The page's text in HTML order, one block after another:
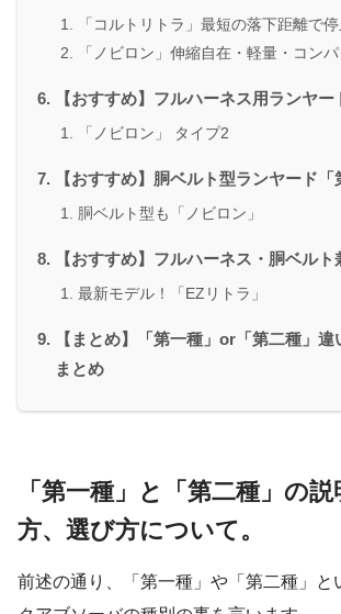
「コルトリトラ」最短の落下距離で停
「ノビロン」伸縮自在・軽量・コンパ
【おすすめ】フルハーネス用ランヤー
「ノビロン」 タイプ2
【おすすめ】胴ベルト型ランヤード「
胴ベルト型も「ノビロン」
【おすすめ】フルハーネス・胴ベルト
最新モデル！「EZリトラ」
【まとめ】「第一種」or「第二種」
まとめ
「第一種」と「第二種」の
方、選び方について。
前述の通り、「第一種」や「第二種」と